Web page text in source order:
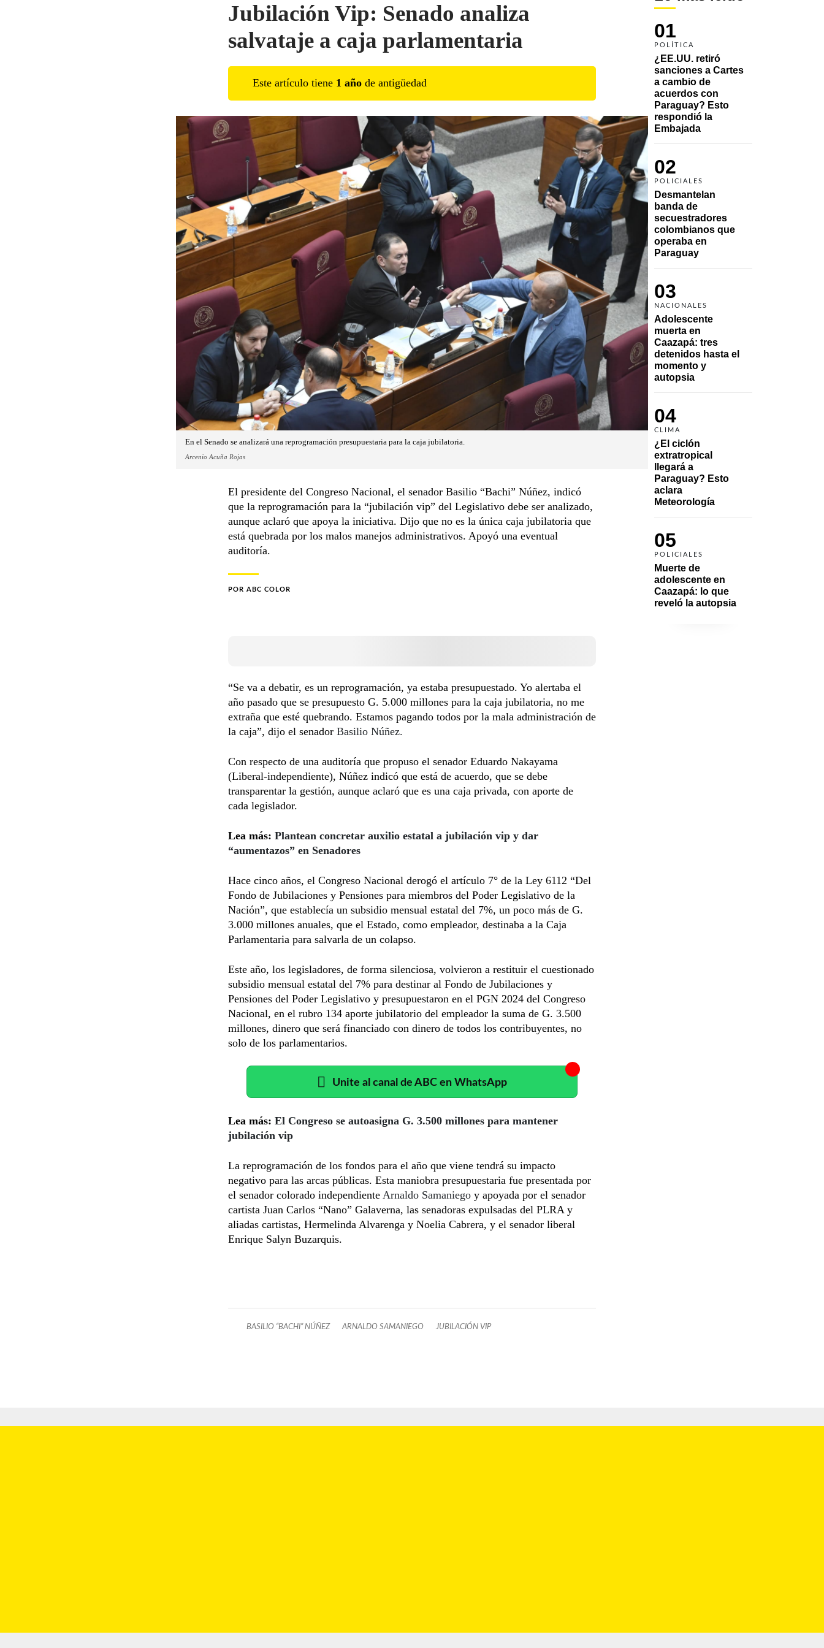
01
POLÍTICA
¿EE.UU. retiró
sanciones a Cartes
a cambio de
acuerdos con
Paraguay? Esto
respondió la
Embajada
02
POLICIALES
Desmantelan
banda de
secuestradores
colombianos que
operaba en
Paraguay
03
NACIONALES
Adolescente
muerta en
Caazapá: tres
detenidos hasta el
momento y
autopsia
04
CLIMA
¿El ciclón
extratropical
llegará a
Paraguay? Esto
aclara
Meteorología
05
POLICIALES
Muerte de
adolescente en
Caazapá: lo que
reveló la autopsia
Jubilación Vip: Senado analiza
salvataje a caja parlamentaria
Este artículo tiene 1 año de antigüedad
En el Senado se analizará una reprogramación presupuestaria para la caja jubilatoria.
Arcenio Acuña Rojas
El presidente del Congreso Nacional, el senador Basilio “Bachi” Núñez, indicó
que la reprogramación para la “jubilación vip” del Legislativo debe ser analizado,
aunque aclaró que apoya la iniciativa. Dijo que no es la única caja jubilatoria que
está quebrada por los malos manejos administrativos. Apoyó una eventual
auditoría.
POR ABC COLOR
“Se va a debatir, es un reprogramación, ya estaba presupuestado. Yo alertaba el
año pasado que se presupuesto G. 5.000 millones para la caja jubilatoria, no me
extraña que esté quebrando. Estamos pagando todos por la mala administración de
la caja”, dijo el senador Basilio Núñez.
Con respecto de una auditoría que propuso el senador Eduardo Nakayama
(Liberal-independiente), Núñez indicó que está de acuerdo, que se debe
transparentar la gestión, aunque aclaró que es una caja privada, con aporte de
cada legislador.
Lea más: Plantean concretar auxilio estatal a jubilación vip y dar
“aumentazos” en Senadores
Hace cinco años, el Congreso Nacional derogó el artículo 7° de la Ley 6112 “Del
Fondo de Jubilaciones y Pensiones para miembros del Poder Legislativo de la
Nación”, que establecía un subsidio mensual estatal del 7%, un poco más de G.
3.000 millones anuales, que el Estado, como empleador, destinaba a la Caja
Parlamentaria para salvarla de un colapso.
Este año, los legisladores, de forma silenciosa, volvieron a restituir el cuestionado
subsidio mensual estatal del 7% para destinar al Fondo de Jubilaciones y
Pensiones del Poder Legislativo y presupuestaron en el PGN 2024 del Congreso
Nacional, en el rubro 134 aporte jubilatorio del empleador la suma de G. 3.500
millones, dinero que será financiado con dinero de todos los contribuyentes, no
solo de los parlamentarios.
Unite al canal de ABC en WhatsApp
Lea más: El Congreso se autoasigna G. 3.500 millones para mantener
jubilación vip
La reprogramación de los fondos para el año que viene tendrá su impacto
negativo para las arcas públicas. Esta maniobra presupuestaria fue presentada por
el senador colorado independiente Arnaldo Samaniego y apoyada por el senador
cartista Juan Carlos “Nano” Galaverna, las senadoras expulsadas del PLRA y
aliadas cartistas, Hermelinda Alvarenga y Noelia Cabrera, y el senador liberal
Enrique Salyn Buzarquis.
BASILIO “BACHI” NÚÑEZ ARNALDO SAMANIEGO JUBILACIÓN VIP